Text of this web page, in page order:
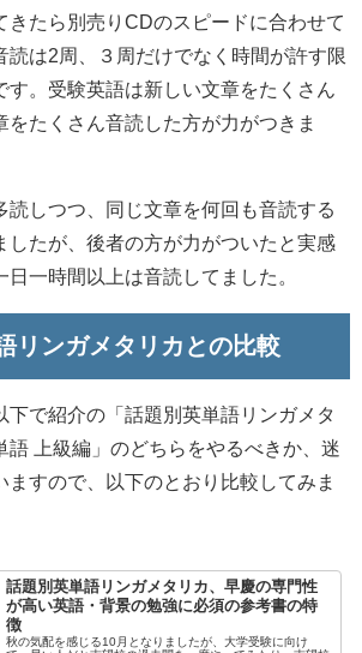
きたら別売りCDのスピードに合わせて
読は2周、３周だけでなく時間が許す限
す。受験英語は新しい文章をたくさん
をたくさん音読した方が力がつきま
読しつつ、同じ文章を何回も音読する
したが、後者の方が力がついたと実感
日一時間以上は音読してました。
リンガメタリカとの比較
下で紹介の「話題別英単語リンガメタ
語 上級編」のどちらをやるべきか、迷
ますので、以下のとおり比較してみま
話題別英単語リンガメタリカ、早慶の専門性
が高い英語・背景の勉強に必須の参考書の特
徴
秋の気配を感じる10月となりましたが、大学受験に向け